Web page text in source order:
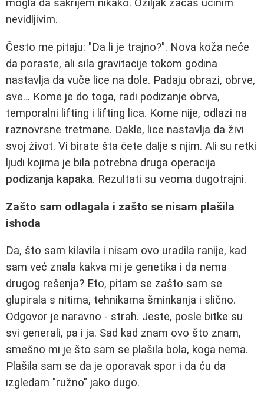
mogla da sakrijem nikako. Ožiljak začas učinim
nevidljivim.
Često me pitaju: "Da li je trajno?". Nova koža neće
da poraste, ali sila gravitacije tokom godina
nastavlja da vuče lice na dole. Padaju obrazi, obrve,
sve… Kome je do toga, radi podizanje obrva,
temporalni lifting i lifting lica. Kome nije, odlazi na
raznovrsne tretmane. Dakle, lice nastavlja da živi
svoj život. Vi birate šta ćete dalje s njim. Ali su retki
ljudi kojima je bila potrebna druga operacija
podizanja kapaka. Rezultati su veoma dugotrajni.
Zašto sam odlagala i zašto se nisam plašila
ishoda
Da, što sam kilavila i nisam ovo uradila ranije, kad
sam već znala kakva mi je genetika i da nema
drugog rešenja? Eto, pitam se zašto sam se
glupirala s nitima, tehnikama šminkanja i slično.
Odgovor je naravno - strah. Jeste, posle bitke su
svi generali, pa i ja. Sad kad znam ovo što znam,
smešno mi je što sam se plašila bola, koga nema.
Plašila sam se da je oporavak spor i da ću da
izgledam "ružno" jako dugo.